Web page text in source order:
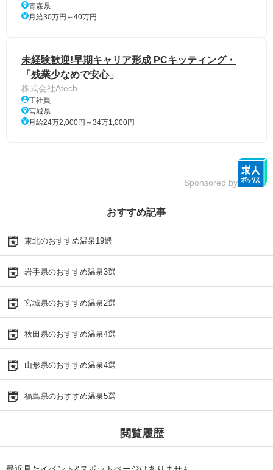
青森県
月給30万円～40万円
未経験歓迎!早期キャリア形成 PCキッティング・
「残業少なめで安心」
株式会社Atech
正社員
宮城県
月給24万2,000円～34万1,000円
Sponsored by
おすすめ記事
東北のおすすめ温泉19選
岩手県のおすすめ温泉3選
宮城県のおすすめ温泉2選
秋田県のおすすめ温泉4選
山形県のおすすめ温泉4選
福島県のおすすめ温泉5選
閲覧履歴